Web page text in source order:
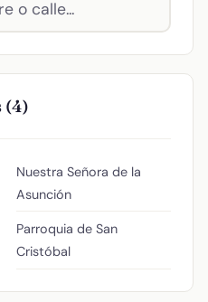
(4)
Nuestra Señora de la
Asunción
Parroquia de San
Cristóbal